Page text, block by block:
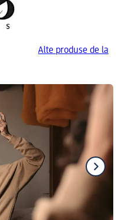
Alte produse de la